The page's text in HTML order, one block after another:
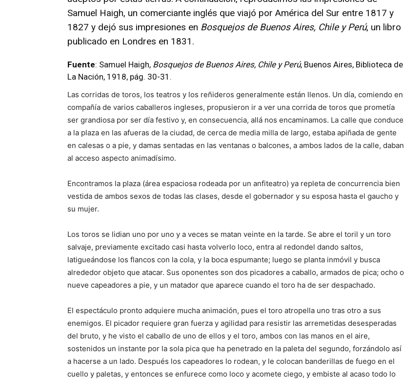
Samuel Haigh, un comerciante inglés que viajó por América del Sur entre 1817 y
1827 y dejó sus impresiones en Bosquejos de Buenos Aires, Chile y Perú, un libro
publicado en Londres en 1831.
Fuente: Samuel Haigh, Bosquejos de Buenos Aires, Chile y Perú, Buenos Aires, Biblioteca de
La Nación, 1918, pág. 30-31.
Las corridas de toros, los teatros y los reñideros generalmente están llenos. Un día, comiendo en
compañía de varios caballeros ingleses, propusieron ir a ver una corrida de toros que prometía
ser grandiosa por ser día festivo y, en consecuencia, allá nos encaminamos. La calle que conduce
a la plaza en las afueras de la ciudad, de cerca de media milla de largo, estaba apiñada de gente
en calesas o a pie, y damas sentadas en las ventanas o balcones, a ambos lados de la calle, daban
al acceso aspecto animadísimo.
Encontramos la plaza (área espaciosa rodeada por un anfiteatro) ya repleta de concurrencia bien
vestida de ambos sexos de todas las clases, desde el gobernador y su esposa hasta el gaucho y
su mujer.
Los toros se lidian uno por uno y a veces se matan veinte en la tarde. Se abre el toril y un toro
salvaje, previamente excitado casi hasta volverlo loco, entra al redondel dando saltos,
latigueándose los flancos con la cola, y la boca espumante; luego se planta inmóvil y busca
alrededor objeto que atacar. Sus oponentes son dos picadores a caballo, armados de pica; ocho o
nueve capeadores a pie, y un matador que aparece cuando el toro ha de ser despachado.
El espectáculo pronto adquiere mucha animación, pues el toro atropella uno tras otro a sus
enemigos. El picador requiere gran fuerza y agilidad para resistir las arremetidas desesperadas
del bruto, y he visto el caballo de uno de ellos y el toro, ambos con las manos en el aire,
sostenidos un instante por la sola pica que ha penetrado en la paleta del segundo, forzándolo así
a hacerse a un lado. Después los capeadores lo rodean, y le colocan banderillas de fuego en el
cuello y paletas, y entonces se enfurece como loco y acomete ciego, y embiste al acaso todo lo